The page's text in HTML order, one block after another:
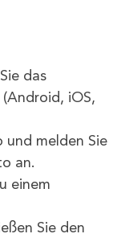
das
iOS,
und melden Sie
an.
einem
Sie den